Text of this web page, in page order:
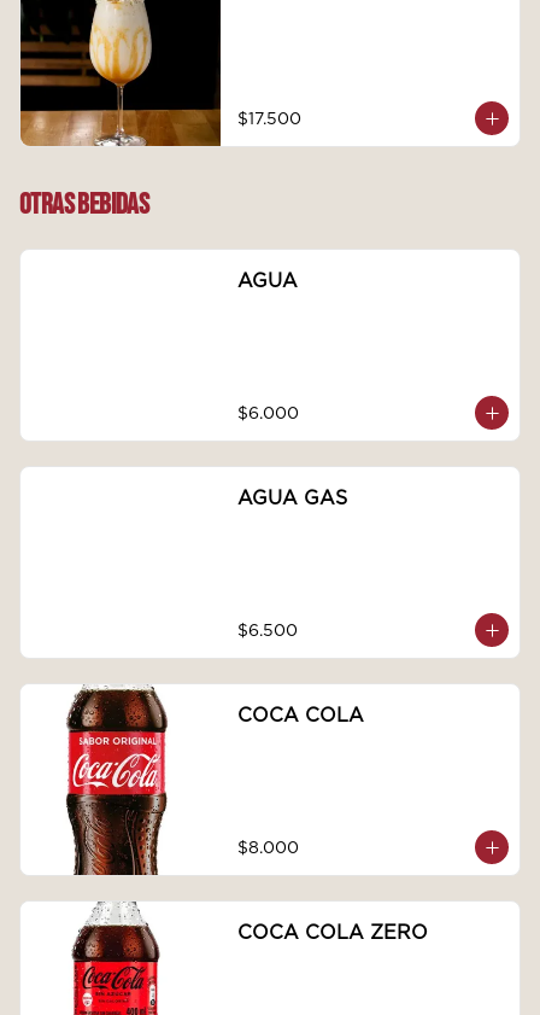
$17.500
OTRAS BEBIDAS
AGUA
$6.000
AGUA GAS
$6.500
COCA COLA
$8.000
COCA COLA ZERO